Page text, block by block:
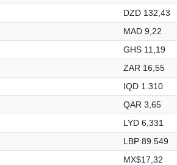
DZD 132,43
MAD 9,22
GHS 11,19
ZAR 16,55
IQD 1.310
QAR 3,65
LYD 6,331
LBP 89.549
MX$17,32